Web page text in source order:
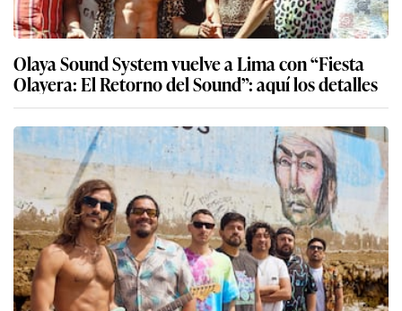
Olaya Sound System vuelve a Lima con “Fiesta
Olayera: El Retorno del Sound”: aquí los detalles